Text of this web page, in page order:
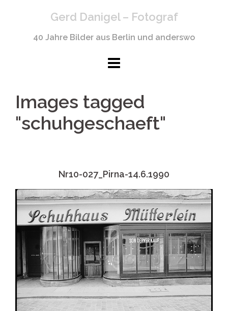
Gerd Danigel – Fotograf
40 Jahre Bilder aus Berlin und anderswo
Images tagged
"schuhgeschaeft"
Nr10-027_Pirna-14.6.1990